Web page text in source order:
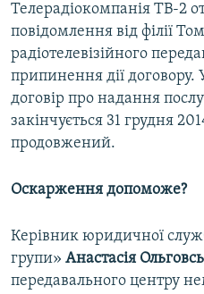
Телерадіокомпанія ТВ-2
повідомлення від філії
радіотелевізійного
припинення дії
договір про надання
закінчується 31 грудня
продовжений.
Оскарження допоможе?
Керівник юридичної
групи» Анастасія
передавального центру